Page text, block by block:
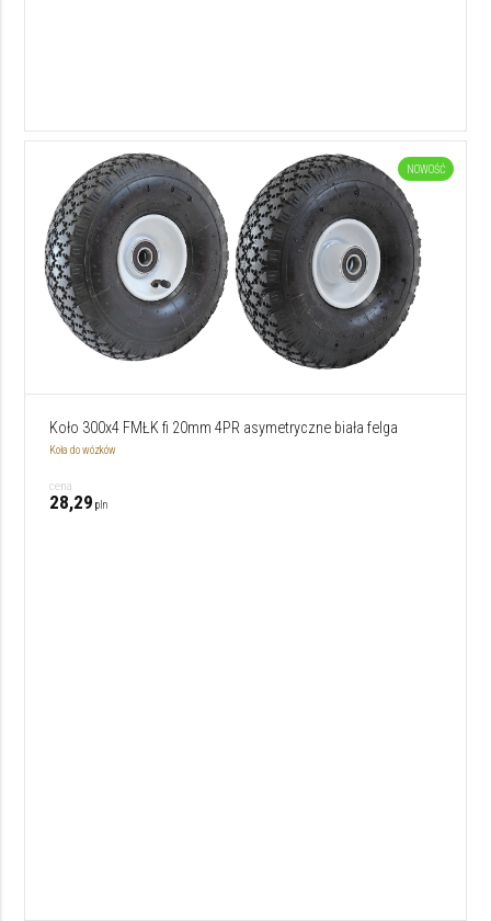
NOWOŚĆ
Koło 300x4 FMŁK fi 20mm 4PR asymetryczne biała felga
Koła do wózków
cena
28,29 pln